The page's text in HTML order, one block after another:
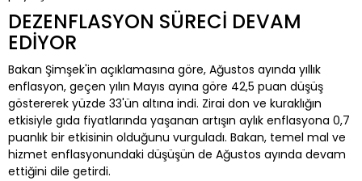
DEZENFLASYON SÜRECİ DEVAM
EDİYOR
Bakan Şimşek'in açıklamasına göre, Ağustos ayında yıllık
enflasyon, geçen yılın Mayıs ayına göre 42,5 puan düşüş
göstererek yüzde 33'ün altına indi. Zirai don ve kuraklığın
etkisiyle gıda fiyatlarında yaşanan artışın aylık enflasyona 0,7
puanlık bir etkisinin olduğunu vurguladı. Bakan, temel mal ve
hizmet enflasyonundaki düşüşün de Ağustos ayında devam
ettiğini dile getirdi.